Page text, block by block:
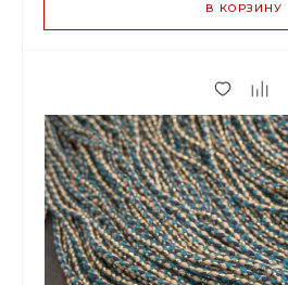
6.50 р.
5.01 р.
В КОРЗИНУ